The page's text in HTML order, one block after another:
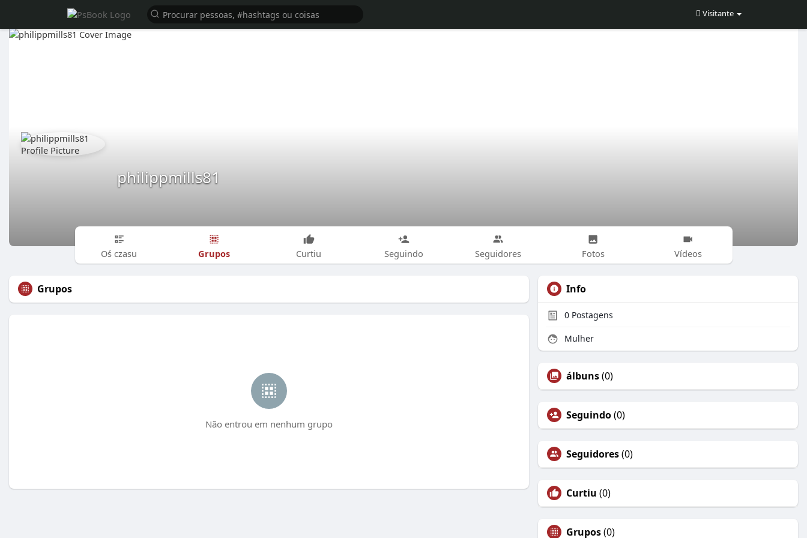
Visitante
philippmills81
Oś czasu Grupos Curtiu Seguindo Seguidores Fotos Vídeos
Grupos
Não entrou em nenhum grupo
Info
0 Postagens
Mulher
álbuns(0)
Seguindo(0)
Seguidores(0)
Curtiu (0)
Grupos(0)